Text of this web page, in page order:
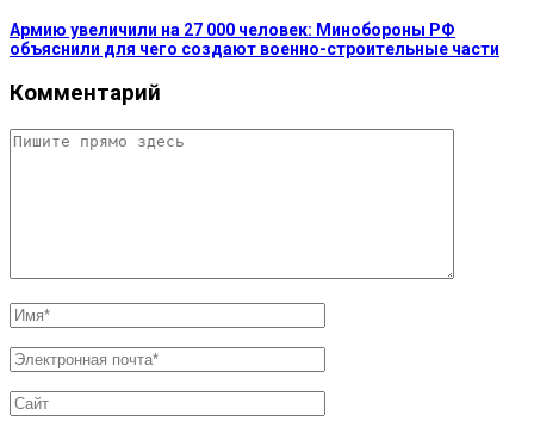
Армию увеличили на 27 000 человек: Минобороны РФ
объяснили для чего создают военно-строительные части
Комментарий